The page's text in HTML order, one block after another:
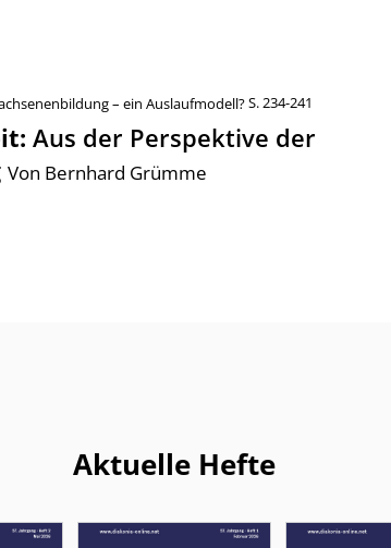
– ein Auslaufmodell?S. 234-241
: Aus der Perspektive der
Von Bernhard Grümme
Aktuelle Hefte